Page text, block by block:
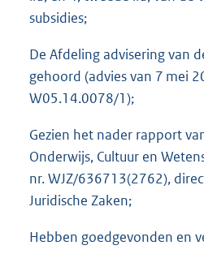
subsidies;
De Afdeling advisering van
gehoord (advies van 7 mei
W05.14.0078/1);
Gezien het nader rapport
Onderwijs, Cultuur en
nr. WJZ/636713(2762),
Juridische Zaken;
Hebben goedgevonden en